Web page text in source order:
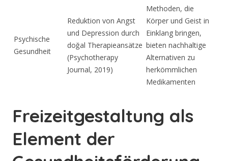
Psychische
Gesundheit
Reduktion von Angst
und Depression durch
doğal Therapieansätze
(Psychotherapy
Journal, 2019)
Methoden, die
Körper und Geist in
Einklang bringen,
bieten nachhaltige
Alternativen zu
herkömmlichen
Medikamenten
Freizeitgestaltung als
Element der